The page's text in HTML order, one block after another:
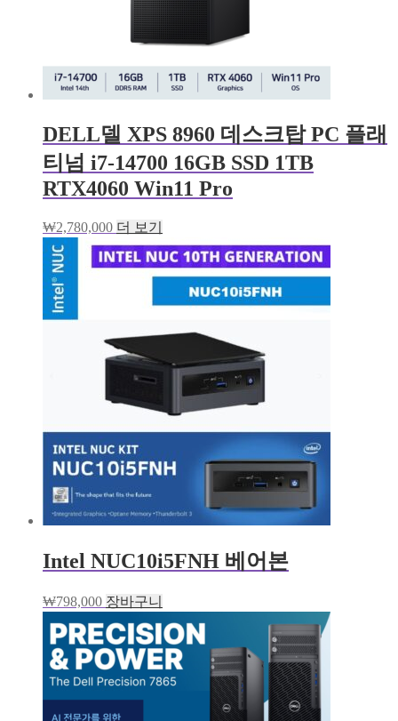
DELL델 XPS 8960 데스크탑 PC 플래
티넘 i7-14700 16GB SSD 1TB
RTX4060 Win11 Pro
₩2,780,000 더 보기
Intel NUC10i5FNH 베어본
₩798,000 장바구니